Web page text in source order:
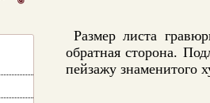
Размер листа
обратная сторона.
пейзажу знаменитого